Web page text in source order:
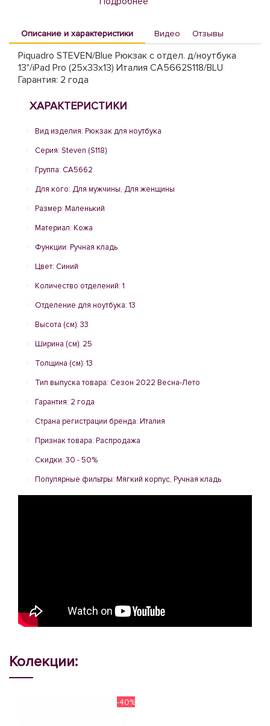
Описание и характеристики Видео Отзывы
Piquadro STEVEN/Blue Рюкзак с отдел. д/ноутбука
13"/iPad Pro (25x33x13) Италия CA5662S118/BLU
Гарантия: 2 года
ХАРАКТЕРИСТИКИ
Вид изделия: Рюкзак для ноутбука
Серия: Steven (S118)
Группа: CA5662
Для кого: Для мужчины, Для женщины
Размер: Маленький
Материал: Кожа
Функции: Ручная кладь
Цвет: Синий
Количество отделений: 1
Отделение для ноутбука: 13
Высота (см): 33
Ширина (см): 25
Толщина (см): 13
Тип выпуска товара: Сезон 2022 Весна-Лето
Гарантия: 2 года
Страна регистрации бренда: Италия
Признак товара: Распродажа
Скидки: 30 - 50%
Популярные фильтры: Мягкий корпус, Ручная кладь
Колекции:
-40%